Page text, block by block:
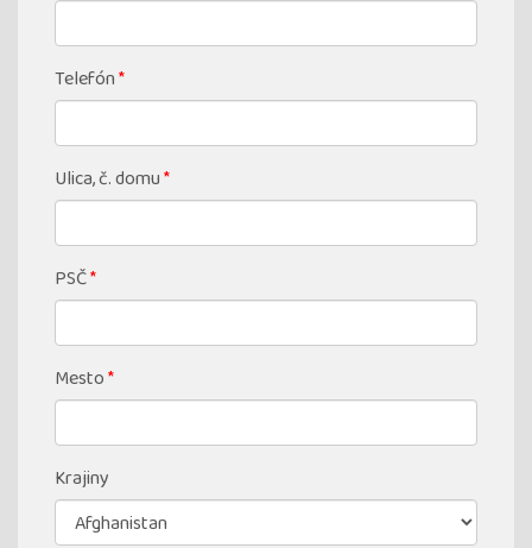
Telefón*
Ulica, č. domu*
PSČ*
Mesto*
Krajiny